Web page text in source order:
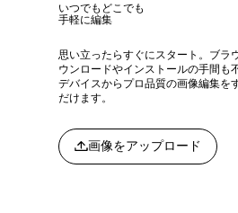
いつでもどこでも
手軽に編集
思い立ったらすぐにスタート。ブラ
ウンロードやインストールの手間も
デバイスからプロ品質の画像編集を
だけます。
画像をアップロード